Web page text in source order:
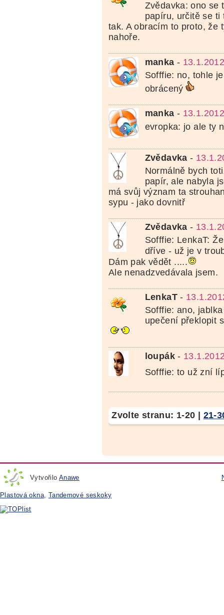
Zvědavka: ono se
papíru, určitě se ti
tak. A obracím to proto, že
nahoře.
manka -
Sofffie: no, tohle
obrácený
manka -
evropka: jo ale ty
Zvědavka -
Normálně bych
papír, ale nabyla
má svůj význam ta
sypu - jako dovnitř
Zvědavka -
Sofffie: LenkaT:
dříve - už je v
Dám pak vědět .....
Ale nenadzvedávala jsem.
LenkaT-
Sofffie: ano,
upečení překlopit
loupák-
Sofffie: to už zní
Zvolte stranu: 1-20 21-
Vytvořilo Anawe
Plastová okna, Tandemové seskoky